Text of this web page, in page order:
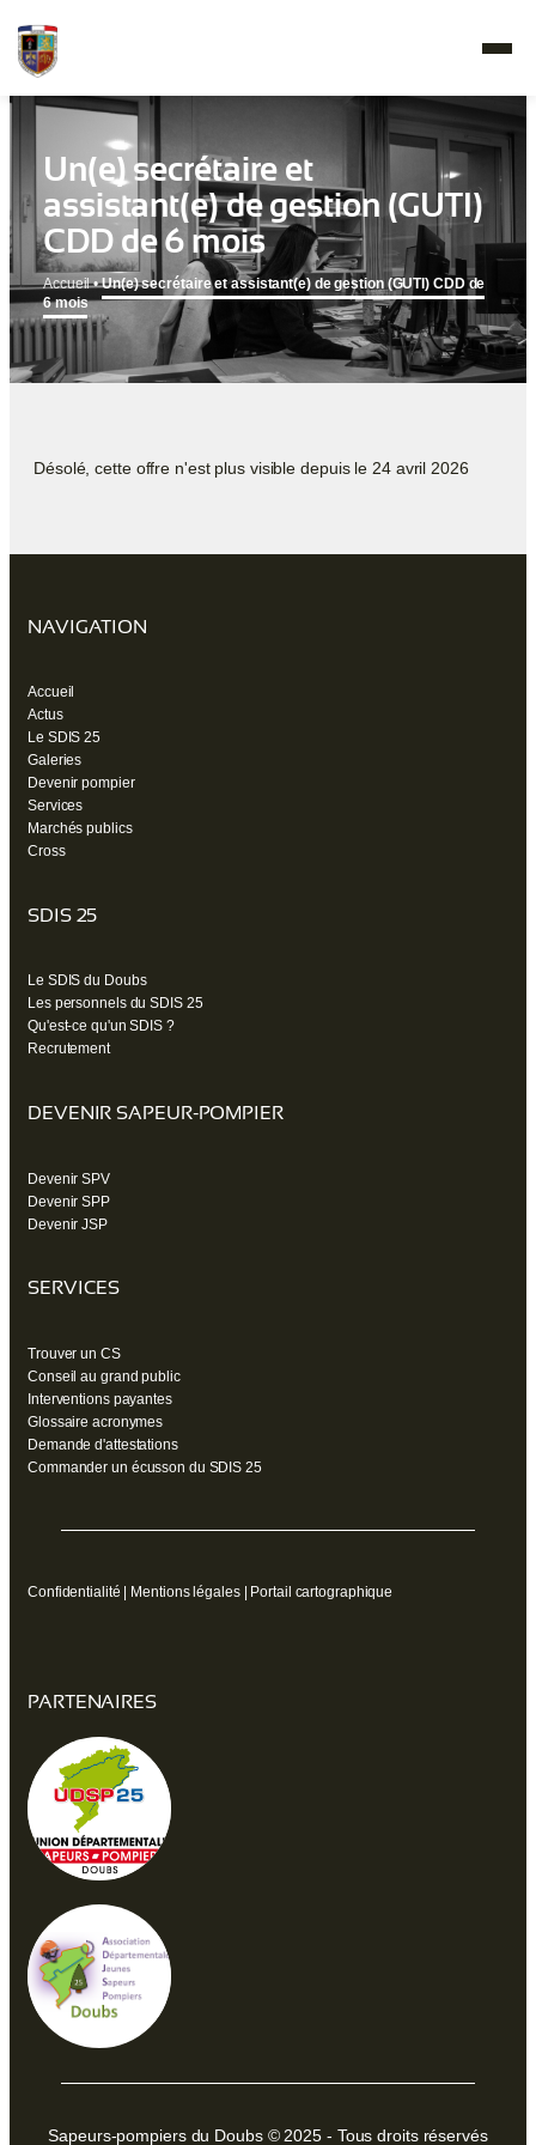
Un(e) secrétaire et
assistant(e) de gestion (GUTI)
CDD de 6 mois
Accueil•Un(e) secrétaire et assistant(e) de gestion (GUTI) CDD de
6 mois
Désolé, cette offre n'est plus visible depuis le 24 avril 2026
NAVIGATION
Accueil
Actus
Le SDIS 25
Galeries
Devenir pompier
Services
Marchés publics
Cross
SDIS 25
Le SDIS du Doubs
Les personnels du SDIS 25
Qu'est-ce qu'un SDIS ?
Recrutement
DEVENIR SAPEUR-POMPIER
Devenir SPV
Devenir SPP
Devenir JSP
SERVICES
Trouver un CS
Conseil au grand public
Interventions payantes
Glossaire acronymes
Demande d'attestations
Commander un écusson du SDIS 25
Confidentialité | Mentions légales| Portail cartographique
PARTENAIRES
Sapeurs-pompiers du Doubs © 2025 - Tous droits réservés